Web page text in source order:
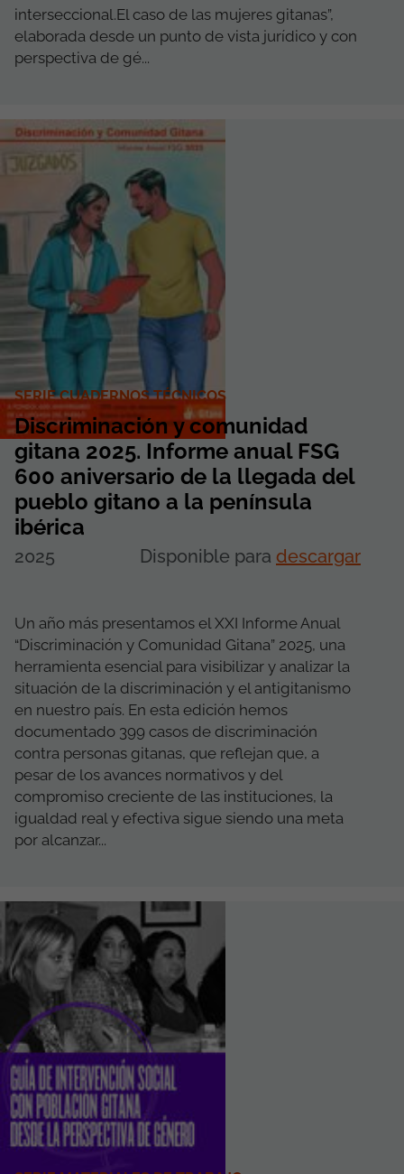
interseccional.El caso de las mujeres gitanas”,
elaborada desde un punto de vista jurídico y con
perspectiva de gé...
SERIE CUADERNOS TÉCNICOS
Discriminación y comunidad
gitana 2025. Informe anual FSG
600 aniversario de la llegada del
pueblo gitano a la península
ibérica
2025 Disponible para descargar
Un año más presentamos el XXI Informe Anual
“Discriminación y Comunidad Gitana” 2025, una
herramienta esencial para visibilizar y analizar la
situación de la discriminación y el antigitanismo
en nuestro país. En esta edición hemos
documentado 399 casos de discriminación
contra personas gitanas, que reflejan que, a
pesar de los avances normativos y del
compromiso creciente de las instituciones, la
igualdad real y efectiva sigue siendo una meta
por alcanzar...